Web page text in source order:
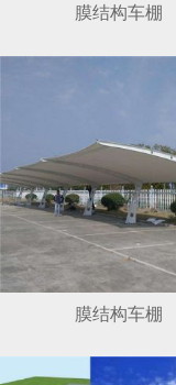
膜结构车棚
膜结构车棚